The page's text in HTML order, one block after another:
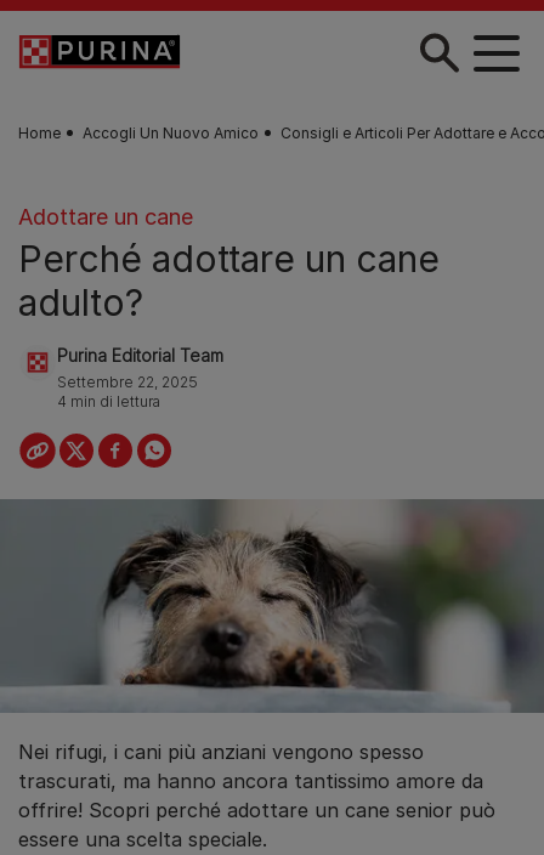
Skip to main content
Home Accogli Un Nuovo Amico Consigli e Articoli Per Adottare e
Adottare un cane
Perché adottare un cane
adulto?
Purina Editorial Team
Settembre 22, 2025
4 min di lettura
Nei rifugi, i cani più anziani vengono spesso
trascurati, ma hanno ancora tantissimo amore da
offrire! Scopri perché adottare un cane senior può
essere una scelta speciale.